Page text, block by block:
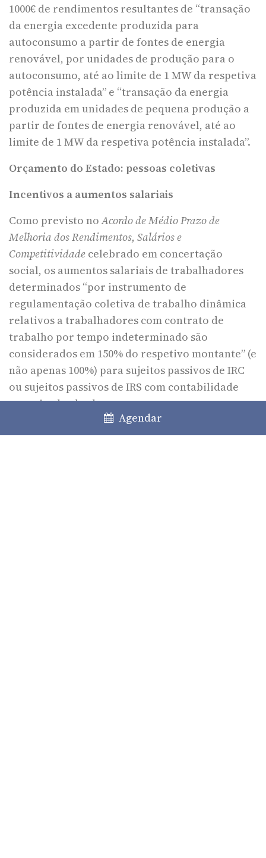
1000€ de rendimentos resultantes de “transação
da energia excedente produzida para
autoconsumo a partir de fontes de energia
renovável, por unidades de produção para o
autoconsumo, até ao limite de 1 MW da respetiva
potência instalada” e “transação da energia
produzida em unidades de pequena produção a
partir de fontes de energia renovável, até ao
limite de 1 MW da respetiva potência instalada”.
Orçamento do Estado: pessoas coletivas
Incentivos a aumentos salariais
Como previsto noAcordo de Médio Prazo de
Melhoria dos Rendimentos, Salários e
Competitividade celebrado em concertação
social, os aumentos salariais de trabalhadores
determinados “por instrumento de
regulamentação coletiva de trabalho dinâmica
relativos a trabalhadores com contrato de
trabalho por tempo indeterminado são
considerados em 150% do respetivo montante” (e
não apenas 100%) para sujeitos passivos de IRC
ou sujeitos passivos de IRS com contabilidade
organizada, desde que:
Agendar